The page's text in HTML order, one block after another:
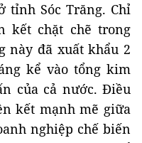
tỉnh Sóc Trăng. Chỉ
kết chặt chẽ trong
này đã xuất khẩu 2
kể vào tổng kim
của cả nước. Điều
kết mạnh mẽ giữa
nghiệp chế biến